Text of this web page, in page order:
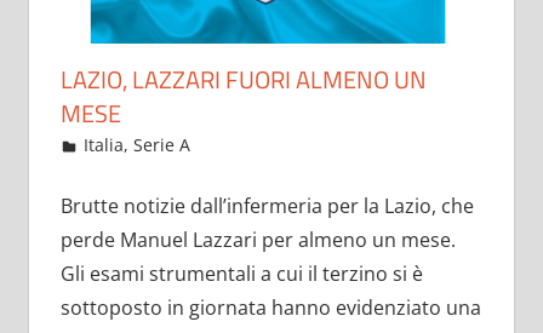
LAZIO, LAZZARI FUORI ALMENO UN
MESE
Febbraio 16, 2022
admin
Italia,Serie A
Brutte notizie dall’infermeria per la Lazio, che
perde Manuel Lazzari per almeno un mese.
Gli esami strumentali a cui il terzino si è
sottoposto in giornata hanno evidenziato una